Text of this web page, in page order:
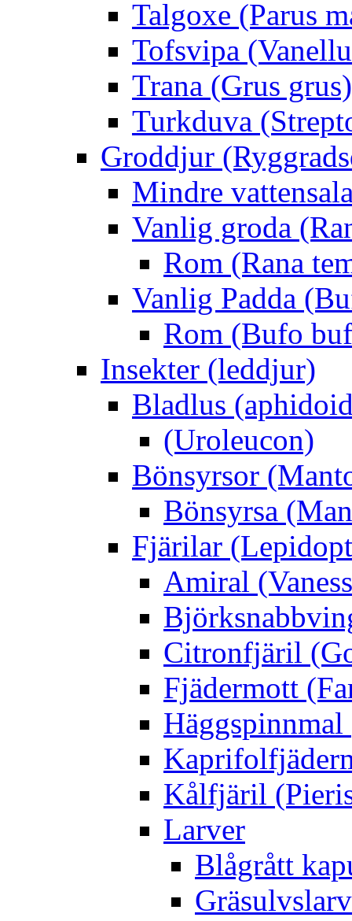
Talgoxe (Parus
Tofsvipa
Trana (Grus grus)
Turkduva
Groddjur
Mindre
Vanlig groda
Rom (Rana
Vanlig Padda
Rom (Bufo
Insekter (leddjur)
Bladlus
(Uroleucon)
Bönsyrsor
Bönsyrsa
Fjärilar
Amiral
Citronfjäril
Fjädermott
Kålfjäril
Larver
Blågrått